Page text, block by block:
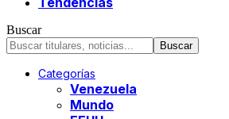
Buscar
Categorías
Venezuela
Mundo